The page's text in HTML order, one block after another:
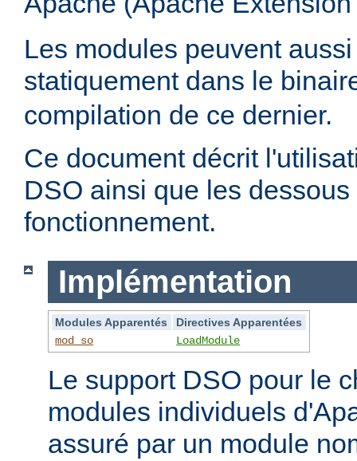
Les modules peuvent
statiquement dans le
compilation de ce dernier.
Ce document décrit
DSO ainsi que les
fonctionnement.
Implémentation
Modules Apparentés
Directives Apparentées
mod_so
LoadModule
Le support DSO pour le
modules individuels
assuré par un module